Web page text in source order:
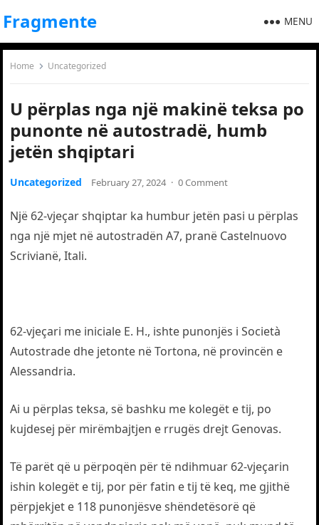
Fragmente MENU
Home Uncategorized
U përplas nga një makinë teksa po
punonte në autostradë, humb
jetën shqiptari
Uncategorized February 27, 2024 · 0 Comment
Një 62-vjeçar shqiptar ka humbur jetën pasi u përplas
nga një mjet në autostradën A7, pranë Castelnuovo
Scrivianë, Itali.
62-vjeçari me iniciale E. H., ishte punonjës i Società
Autostrade dhe jetonte në Tortona, në provincën e
Alessandria.
Ai u përplas teksa, së bashku me kolegët e tij, po
kujdesej për mirëmbajtjen e rrugës drejt Genovas.
Të parët që u përpoqën për të ndihmuar 62-vjeçarin
ishin kolegët e tij, por për fatin e tij të keq, me gjithë
përpjekjet e 118 punonjësve shëndetësorë që